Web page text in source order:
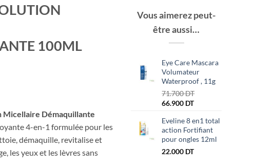
100ML
Micellaire Démaquillante
4-en-1 formulée pour les
démaquille, revitalise et
les yeux et les lèvres sans
Vous aimerez peut-
être aussi…
Eye Care Mascara
Volumateur
Waterproof , 11g
71.700DT
était :
71.700 DT.
66.900 DTLe
actuel
est :
66.900 DT.
Eveline 8 en1 total
action Fortifiant
pour ongles 12ml
22.000 DT